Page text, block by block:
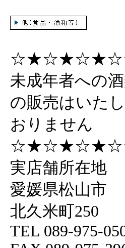
未成年者への
の販売はいた
おりません
実店舗所在地
愛媛県松山市
北久米町250
TEL 089-975-